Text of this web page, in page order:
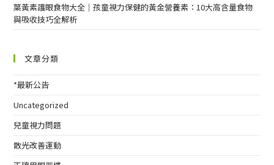
葉黃素護眼食物大全｜孩童視力保健的黃金營養素：10大高含量食物
與吸收技巧全解析
文章分類
*最新公告
Uncategorized
兒童視力問題
散光改善運動